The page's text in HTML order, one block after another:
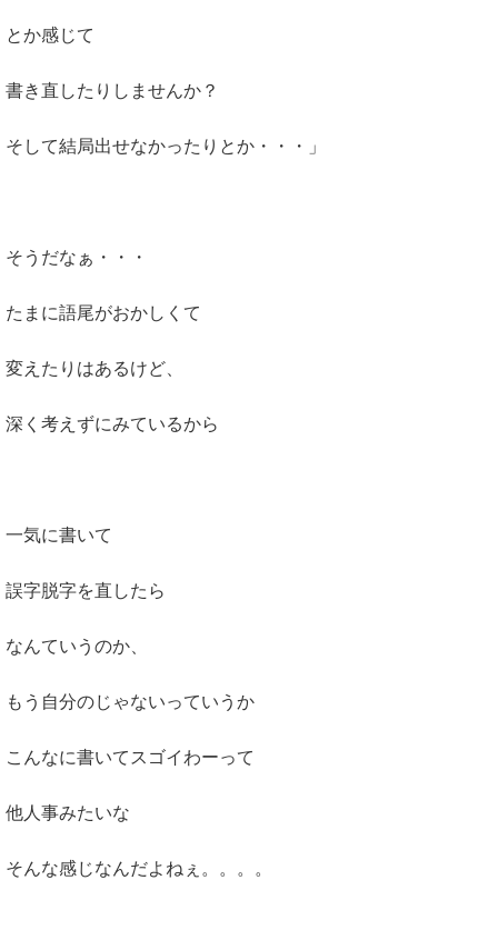
とか感じて
書き直したりしませんか？
そして結局出せなかったりとか・・・」
そうだなぁ・・・
たまに語尾がおかしくて
変えたりはあるけど、
深く考えずにみているから
一気に書いて
誤字脱字を直したら
なんていうのか、
もう自分のじゃないっていうか
こんなに書いてスゴイわーって
他人事みたいな
そんな感じなんだよねぇ。。。。